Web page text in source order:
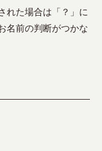
れた場合は「？」に
名前の判断がつかな